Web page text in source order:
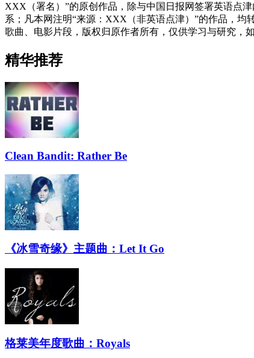
XXX（署名）”的原创作品，除与中国日报网签署英语点
系；凡本网注明“来源：XXX（非英语点津）”的作品，
歌曲、电影片段，版权归原作者所有，仅供学习与研究，
精华推荐
Clean Bandit: Rather Be
《冰雪奇缘》主题曲：Let It Go
格莱美年度歌曲：Royals